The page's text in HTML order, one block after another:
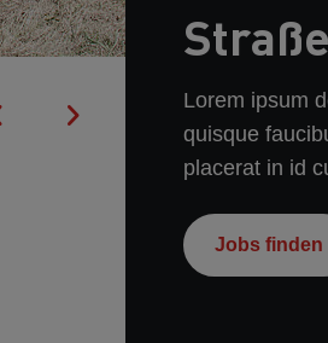
Lorem ipsum
quisque
placerat in id
Jobs finden